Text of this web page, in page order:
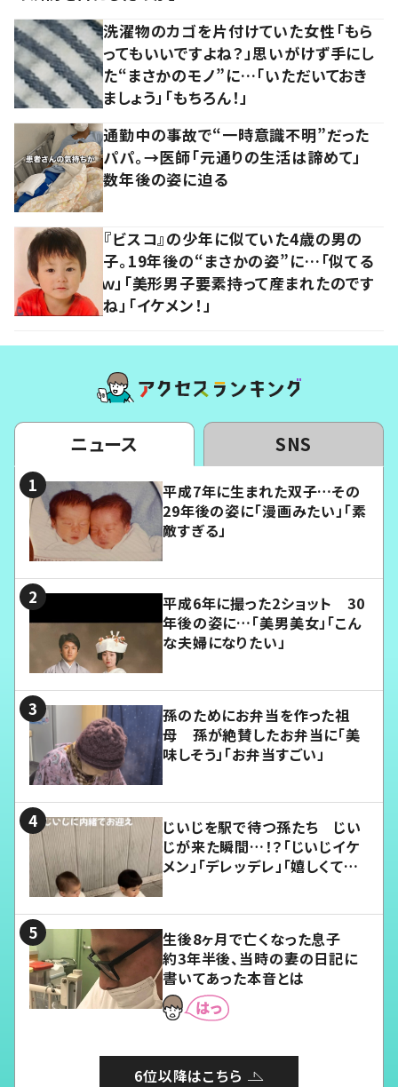
洗濯物のカゴを片付けていた女性「もら
ってもいいですよね？」思いがけず手にし
た“まさかのモノ”に…「いただいておき
ましょう」「もちろん！」
通勤中の事故で“一時意識不明”だった
パパ。→医師「元通りの生活は諦めて」
数年後の姿に迫る
『ビスコ』の少年に似ていた4歳の男の
子。19年後の“まさかの姿”に…「似てる
ｗ」「美形男子要素持って産まれたのです
ね」「イケメン！」
ニュース SNS
平成7年に生まれた双子…その
29年後の姿に「漫画みたい」「素
敵すぎる」
平成6年に撮った2ショット 30
年後の姿に…「美男美女」「こん
な夫婦になりたい」
孫のためにお弁当を作った祖
母 孫が絶賛したお弁当に「美
味しそう」「お弁当すごい」
じいじを駅で待つ孫たち じい
じが来た瞬間…！？「じいじイケ
メン」「デレッデレ」「嬉しくて可
生後8ヶ月で亡くなった息子
約3年半後、当時の妻の日記に
書いてあった本音とは
6位以降はこちら